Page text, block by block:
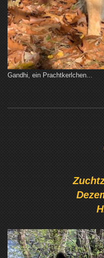
Gandhi, ein Prachtkerlchen...